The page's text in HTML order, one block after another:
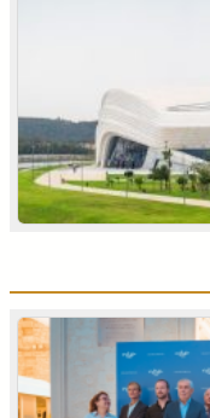
بمنطقة منابع